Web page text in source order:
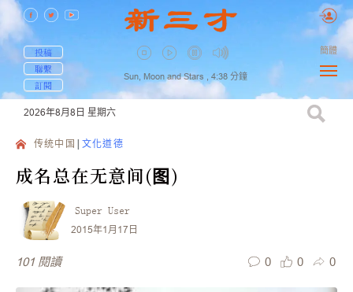
投稿
聯繫
訂閱
Sun, Moon and Stars , 4:38 分鐘
簡體
2026年8月8日 星期六
传统中国 文化道德
成名总在无意间(图)
Super User
2015年1月17日
101 閱讀 0 0 0